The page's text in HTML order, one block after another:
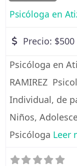
Psicóloga en
Precio: $500
Psicóloga en
RAMIREZ
Individual, de
Niños,
Psicóloga Leer